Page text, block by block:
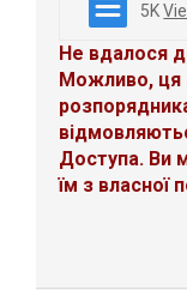
5K
Не вдалося
Можливо, ця
Доступа. Ви
їм з власної